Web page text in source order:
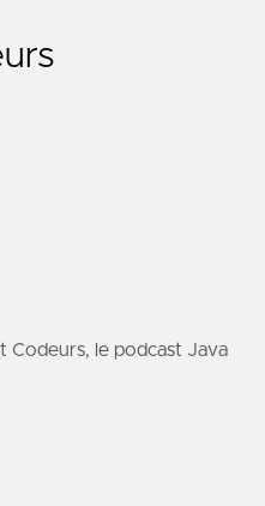
Codeurs, le podcast Java